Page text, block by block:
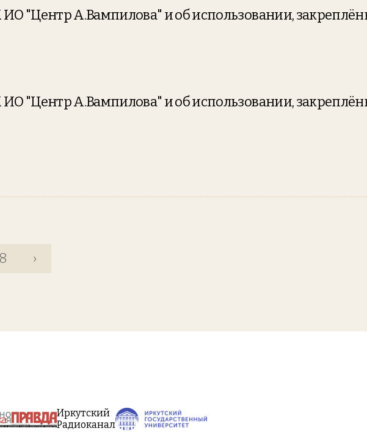
ИО "Центр А.Вампилова" и об использовании,
ИО "Центр А.Вампилова" и об использовании,
8 ›
Иркутский
Радиоканал